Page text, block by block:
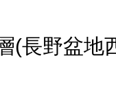
(長野盆